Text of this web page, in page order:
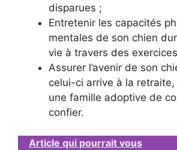
disparues ;
Entretenir les capacités
mentales de son chien
vie à travers des
Assurer l’avenir de son
celui-ci arrive à la
une famille adoptive de
confier.
Article qui pourrait vous